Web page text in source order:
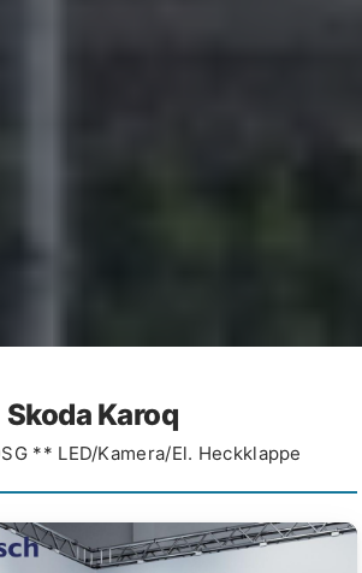
Skoda Karoq
** LED/Kamera/El. Heckklappe